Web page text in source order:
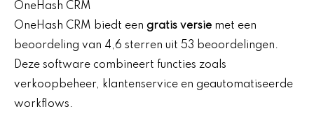
OneHash CRM
OneHash CRM biedt een gratis versie met een
beoordeling van 4,6 sterren uit 53 beoordelingen.
Deze software combineert functies zoals
verkoopbeheer, klantenservice en geautomatiseerde
workflows.